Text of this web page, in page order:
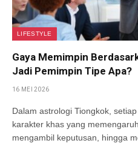
LIFESTYLE
Gaya Memimpin
Jadi Pemimpin Tipe Apa?
16 MEI 2026
Dalam astrologi Tiongkok,
karakter khas yang
mengambil keputusan, hingga